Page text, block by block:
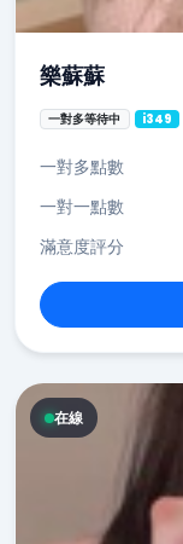
樂蘇蘇
一對多等待中 i349
一對多點數
一對一點數
滿意度評分
在線